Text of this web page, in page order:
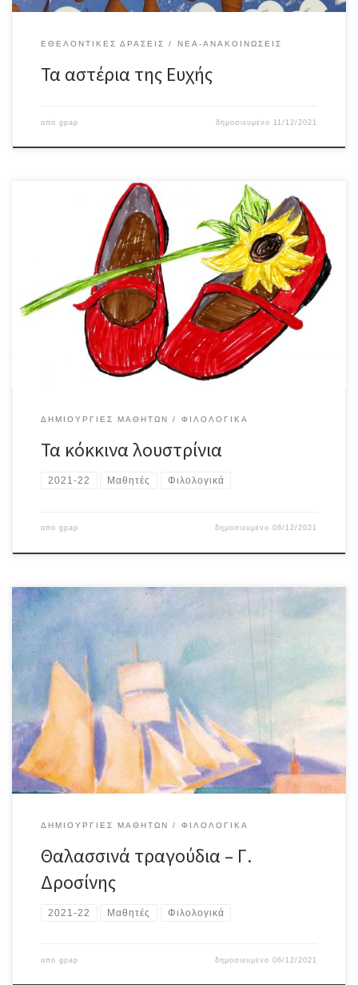
ΕΘΕΛΟΝΤΙΚΈΣ ΔΡΆΣΕΙΣ ΝΈΑ-ΑΝΑΚΟΙΝΏΣΕΙΣ
Τα αστέρια της Ευχής
από gpap δημοσιευμένο 11/12/2021
ΔΗΜΙΟΥΡΓΊΕΣ ΜΑΘΗΤΏΝ ΦΙΛΟΛΟΓΙΚΆ
Τα κόκκινα λουστρίνια
2021-22 Μαθητές Φιλολογικά
από gpap δημοσιευμένο06/12/2021
ΔΗΜΙΟΥΡΓΊΕΣ ΜΑΘΗΤΏΝ ΦΙΛΟΛΟΓΙΚΆ
Θαλασσινά τραγούδια – Γ.
Δροσίνης
2021-22 Μαθητές Φιλολογικά
από gpap δημοσιευμένο06/12/2021